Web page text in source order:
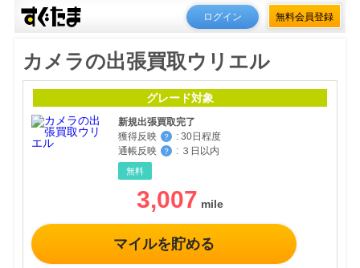
ログイン 無料会員登録
カメラの出張買取ウリエル
グレード対象
新規出張買取完了
獲得反映
？ : 30日程度
通帳反映
？ : ３日以内
無料
3,007
マイルを貯める